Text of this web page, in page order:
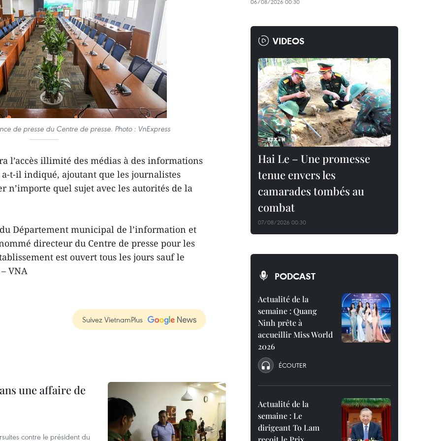
de presse du Centre de presse. Photo : VnExpress
l’accès illimité des médias à des informations
t-il indiqué, ajoutant que les journalistes
n’importe quel sujet avec les autorités de la
Département municipal de l’information et
directeur du Centre de presse pour les
est ouvert tous les jours sauf le
VNA
Suivez VietnamPlus
une affaire de
contre le président du
06/08/2026 00:30
VIDEOS
Hai Le – Une promesse
tenue envers les
camarades tombés au
combat
07/08/2026 00:30
PODCAST
Actualité de la
semaine : Quang
Ninh prête à
accueillir Miss World
2026
ÉCOUTER
Actualité de la
semaine : Le
dirigeant To Lam